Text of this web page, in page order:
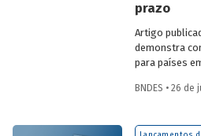
prazo
Artigo
demonstra
para países
de
para o
BNDES • 26 de